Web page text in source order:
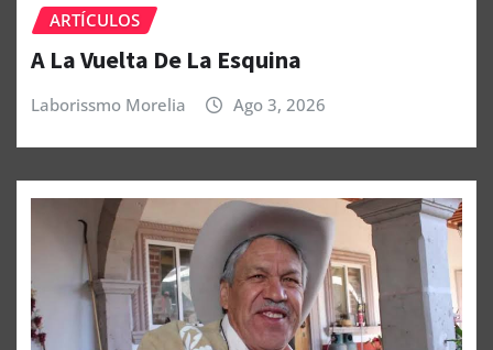
ARTÍCULOS
A La Vuelta De La Esquina
Laborissmo Morelia Ago 3, 2026